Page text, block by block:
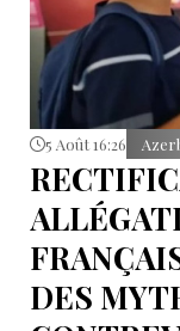
5 Août 16:26
DES